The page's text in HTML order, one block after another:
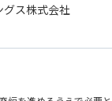
通じて、経営的な視座で
部署との中で業務（運用
にやりがいがあると考え
れた内部統制のノウハウ
知識を得ることができま
を持って業務に携わっ
グス株式会社